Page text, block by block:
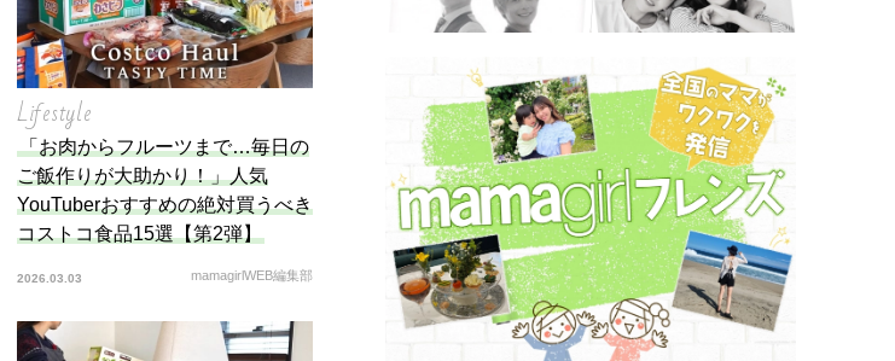
Lifestyle
「お肉からフルーツまで…毎日の
ご飯作りが大助かり！」人気
YouTuberおすすめの絶対買うべき
コストコ食品15選【第2弾】
2026.03.03 mamagirlWEB編集部